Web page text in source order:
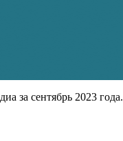
за сентябрь 2023 года.